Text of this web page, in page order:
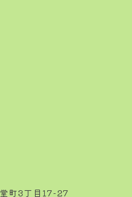
町3丁目17-27